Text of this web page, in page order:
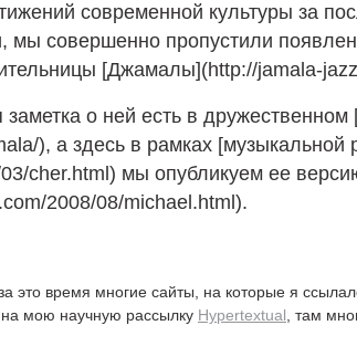
современной культуры за
мы совершенно пропустили
[Джамалы](http://jamala-
о ней есть в дружественном
), а здесь в рамках [музыкальной
cher.html) мы опубликуем ее
2008/08/michael.html).
это время многие сайты, на которые я
мою научную рассылку Hypertextual , там